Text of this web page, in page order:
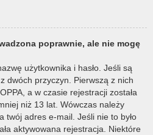
poprawnie, ale nie mogę
użytkownika i hasło. Jeśli są
dwóch przyczyn. Pierwszą z nich
a w czasie rejestracji została
niż 13 lat. Wówczas należy
twój adres e-mail. Jeśli nie to było
aktywowana rejestracja. Niektóre